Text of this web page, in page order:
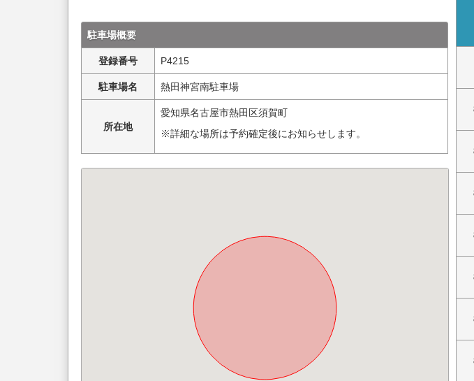
駐車場概要
登録番号 P4215
駐車場名 熱田神宮南駐車場
所在地
愛知県名古屋市熱田区須賀町
※詳細な場所は予約確定後にお知らせします。